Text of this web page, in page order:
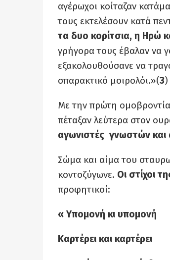
αγέρωχοι κοίταζαν
τους εκτελέσουν κατά
τα δυο κορίτσια, η Ηρώ
γρήγορα τους έβαλαν να
εξακολουθούσανε να
σπαρακτικό μοιρολόι.»(3)
Με την πρώτη
πέταξαν λεύτερα στον
αγωνιστές γνωστών και
Σώμα και αίμα του
κοντοζύγωνε. Οι στίχοι
προφητικοί:
« Υπομονή κι υπομονή
Καρτέρει και καρτέρει